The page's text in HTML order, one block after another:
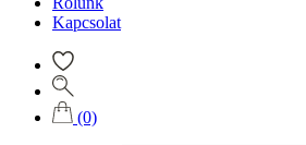
Kapcsolat
(0)